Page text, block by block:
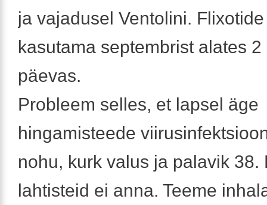
ja vajadusel Ventolini.
kasutama septembrist alates
päevas.
Probleem selles, et lapsel äge
hingamisteede
nohu, kurk valus ja palavik 38.
lahtisteid ei anna. Teeme